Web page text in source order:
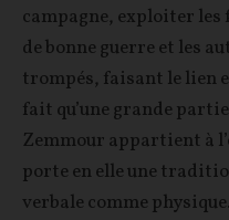
campagne, exploiter les
de bonne guerre et les
trompés, faisant le lien
fait qu’une grande
Zemmour appartient à
porte en elle une
verbale comme